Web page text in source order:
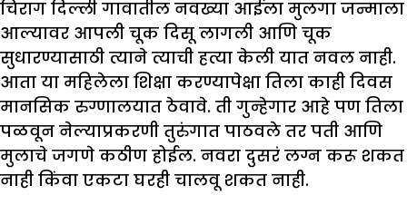
चिराग दिल्ली गावातील नवख्या आईला मुलगा जन्माला
आल्यावर आपली चूक दिसू लागली आणि चूक
सुधारण्यासाठी त्याने त्याची हत्या केली यात नवल नाही.
आता या महिलेला शिक्षा करण्यापेक्षा तिला काही दिवस
मानसिक रुग्णालयात ठेवावे. ती गुन्हेगार आहे पण तिला
पळवून नेल्याप्रकरणी तुरुंगात पाठवले तर पती आणि
मुलाचे जगणे कठीण होईल. नवरा दुसरं लग्न करू शकत
नाही किंवा एकटा घरही चालवू शकत नाही.